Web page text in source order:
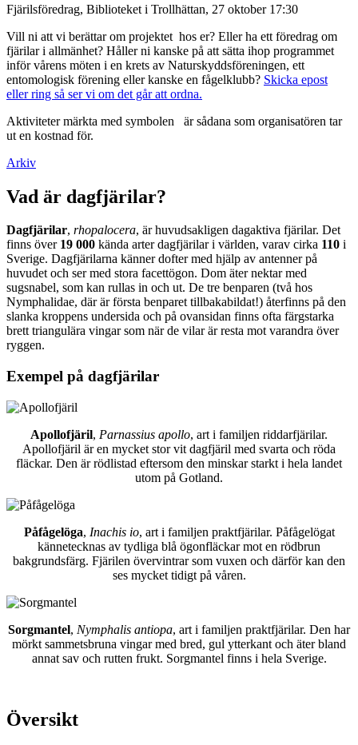
Fjärilsföredrag, Biblioteket i Trollhättan, 27 oktober 17:30
Vill ni att vi berättar om projektet hos er? Eller ha ett föredrag om
fjärilar i allmänhet? Håller ni kanske på att sätta ihop programmet
inför vårens möten i en krets av Naturskyddsföreningen, ett
entomologisk förening eller kanske en fågelklubb? Skicka epost
eller ring så ser vi om det går att ordna.
Aktiviteter märkta med symbolen
är sådana som organisatören tar
ut en kostnad för.
Arkiv
Vad är dagfjärilar?
Dagfjärilar, rhopalocera, är huvudsakligen dagaktiva fjärilar. Det
finns över 19 000 kända arter dagfjärilar i världen, varav cirka 110 i
Sverige. Dagfjärilarna känner dofter med hjälp av antenner på
huvudet och ser med stora facettögon. Dom äter nektar med
sugsnabel, som kan rullas in och ut. De tre benparen (två hos
Nymphalidae, där är första benparet tillbakabildat!) återfinns på den
slanka kroppens undersida och på ovansidan finns ofta färgstarka
brett triangulära vingar som när de vilar är resta mot varandra över
ryggen.
Exempel på dagfjärilar
Apollofjäril, Parnassius apollo, art i familjen riddarfjärilar.
Apollofjäril är en mycket stor vit dagfjäril med svarta och röda
fläckar. Den är rödlistad eftersom den minskar starkt i hela landet
utom på Gotland.
Påfågelöga, Inachis io, art i familjen praktfjärilar. Påfågelögat
kännetecknas av tydliga blå ögonfläckar mot en rödbrun
bakgrundsfärg. Fjärilen övervintrar som vuxen och därför kan den
ses mycket tidigt på våren.
Sorgmantel, Nymphalis antiopa, art i familjen praktfjärilar. Den har
mörkt sammetsbruna vingar med bred, gul ytterkant och äter bland
annat sav och rutten frukt. Sorgmantel finns i hela Sverige.
Översikt